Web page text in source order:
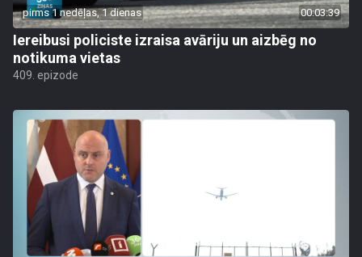
pirms 1 nedēļas, 1 dienas 00:03:39
Iereibusi policiste izraisa avāriju un aizbēg no
notikuma vietas
409. epizode